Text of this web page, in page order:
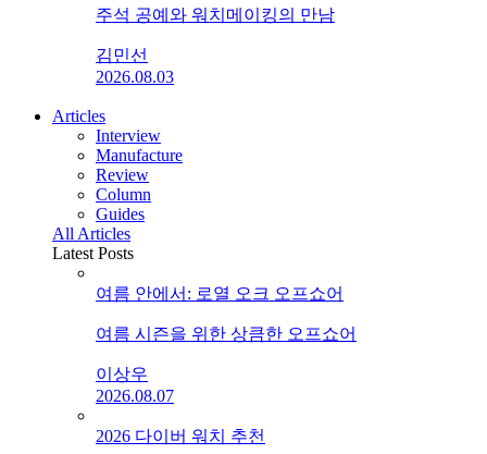
주석 공예와 워치메이킹의 만남
김민선
2026.08.03
Articles
Interview
Manufacture
Review
Column
Guides
All Articles
Latest Posts
여름 안에서: 로열 오크 오프쇼어
여름 시즌을 위한 상큼한 오프쇼어
이상우
2026.08.07
2026 다이버 워치 추천